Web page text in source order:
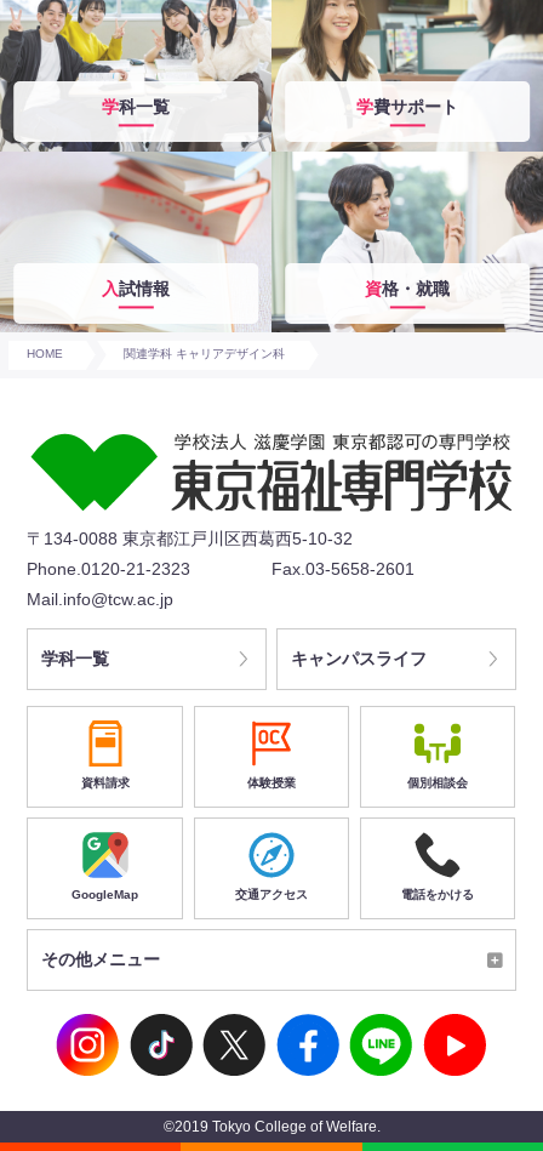
学科一覧 学費サポート
入試情報 資格・就職
HOME 関連学科 キャリアデザイン科
〒134-0088 東京都江戸川区西葛西5-10-32
Phone.0120-21-2323
Fax.03-5658-2601
Mail.info@tcw.ac.jp
学科一覧 キャンパスライフ
資料請求 体験授業 個別相談会
GoogleMap 交通アクセス 電話をかける
その他メニュー
©2019 Tokyo College of Welfare.